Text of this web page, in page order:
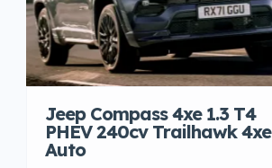
Jeep Compass 4xe 1.3 T4
PHEV 240cv Trailhawk 4xe
Auto